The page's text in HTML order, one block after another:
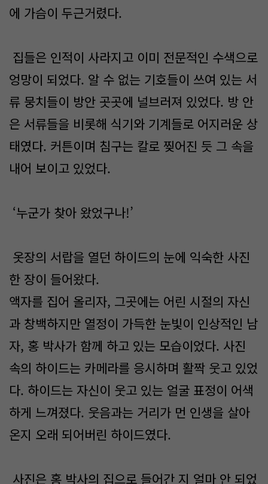
에 가슴이 두근거렸다.
집들은 인적이 사라지고 이미 전문적인 수색으로
엉망이 되었다. 알 수 없는 기호들이 쓰여 있는 서
류 뭉치들이 방안 곳곳에 널브러져 있었다. 방 안
은 서류들을 비롯해 식기와 기계들로 어지러운 상
태였다. 커튼이며 침구는 칼로 찢어진 듯 그 속을
내어 보이고 있었다.
‘누군가 찾아 왔었구나!’
옷장의 서랍을 열던 하이드의 눈에 익숙한 사진
한 장이 들어왔다.
액자를 집어 올리자, 그곳에는 어린 시절의 자신
과 창백하지만 열정이 가득한 눈빛이 인상적인 남
자, 홍 박사가 함께 하고 있는 모습이었다. 사진
속의 하이드는 카메라를 응시하며 활짝 웃고 있었
다. 하이드는 자신이 웃고 있는 얼굴 표정이 어색
하게 느껴졌다. 웃음과는 거리가 먼 인생을 살아
온지 오래 되어버린 하이드였다.
사진은 홍 박사의 집으로 들어간 지 얼마 안 되었